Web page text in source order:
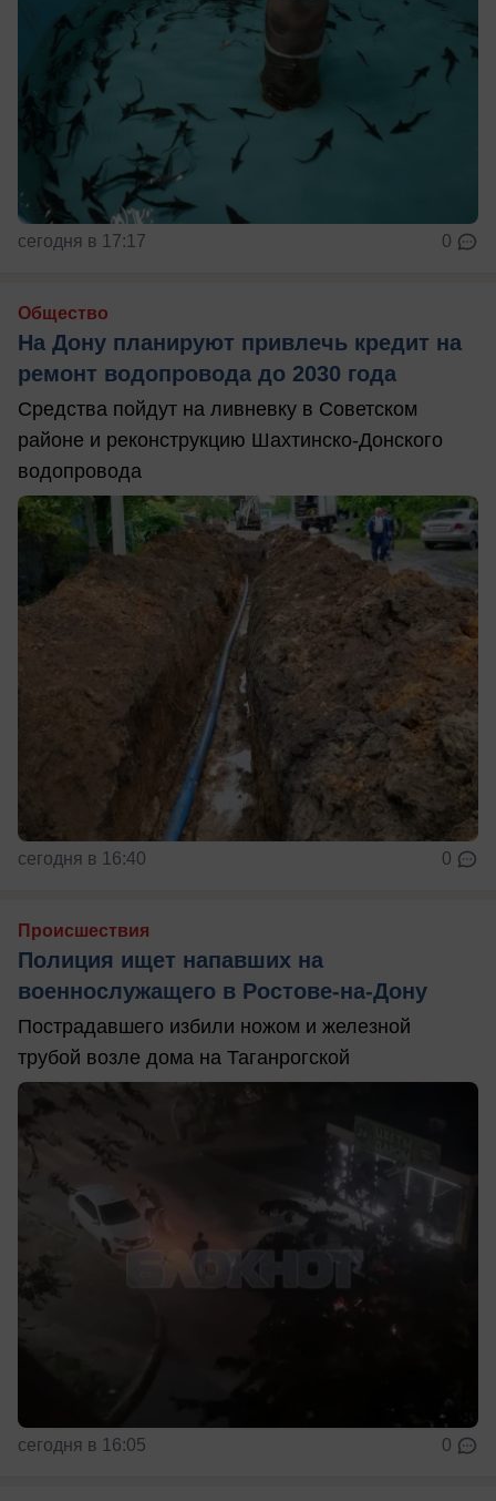
сегодня в 17:17 0
Общество
На Дону планируют привлечь кредит на
ремонт водопровода до 2030 года
Средства пойдут на ливневку в Советском
районе и реконструкцию Шахтинско-Донского
водопровода
сегодня в 16:40 0
Происшествия
Полиция ищет напавших на
военнослужащего в Ростове-на-Дону
Пострадавшего избили ножом и железной
трубой возле дома на Таганрогской
сегодня в 16:05 0